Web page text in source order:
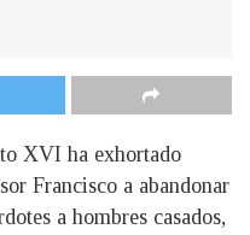
XVI ha exhortado
Francisco a abandonar
a hombres casados,